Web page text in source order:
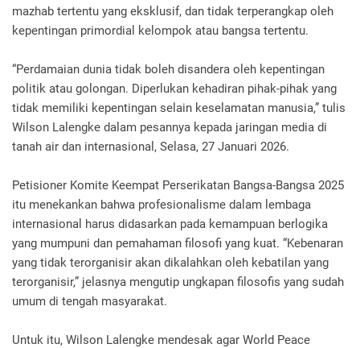
mazhab tertentu yang eksklusif, dan tidak terperangkap oleh
kepentingan primordial kelompok atau bangsa tertentu.
“Perdamaian dunia tidak boleh disandera oleh kepentingan
politik atau golongan. Diperlukan kehadiran pihak-pihak yang
tidak memiliki kepentingan selain keselamatan manusia,” tulis
Wilson Lalengke dalam pesannya kepada jaringan media di
tanah air dan internasional, Selasa, 27 Januari 2026.
Petisioner Komite Keempat Perserikatan Bangsa-Bangsa 2025
itu menekankan bahwa profesionalisme dalam lembaga
internasional harus didasarkan pada kemampuan berlogika
yang mumpuni dan pemahaman filosofi yang kuat. “Kebenaran
yang tidak terorganisir akan dikalahkan oleh kebatilan yang
terorganisir,” jelasnya mengutip ungkapan filosofis yang sudah
umum di tengah masyarakat.
Untuk itu, Wilson Lalengke mendesak agar World Peace